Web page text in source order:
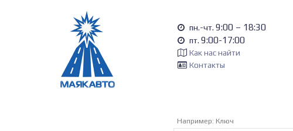
пн.-чт. 9:00 – 18:30
пт. 9:00-17:00
Как нас найти
Контакты
Например: Ключ